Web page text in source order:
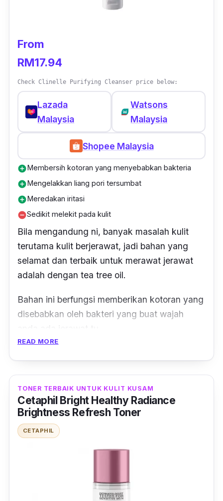
From
RM17.94
Check Clinelle Purifying Cleanser price below:
Lazada
Malaysia
Watsons
Malaysia
Shopee Malaysia
add_circleMembersih kotoran yang menyebabkan bakteria
add_circleMengelakkan liang pori tersumbat
add_circleMeredakan iritasi
remove_circleSedikit melekit pada kulit
Bila mengandung ni, banyak masalah kulit
terutama kulit berjerawat, jadi bahan yang
selamat dan terbaik untuk merawat jerawat
adalah dengan tea tree oil.
Bahan ini berfungsi memberikan kotoran yang
disebabkan oleh bakteri yang buat wajah
anda ada jerawat tu.
Malah bagus untuk membersih dan
mengelakkan liang pori tersumbat.
READ MORE
TONER TERBAIK UNTUK KULIT KUSAM
Cetaphil Bright Healthy Radiance
Brightness Refresh Toner
CETAPHIL